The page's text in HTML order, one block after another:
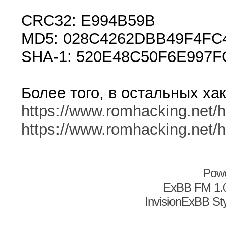
CRC32: E994B59B
MD5:
SHA-1:
Более того, в остальных
https://www.romhacking.net/
https://www.romhacking.net/
ExBB FM
InvisionExBB